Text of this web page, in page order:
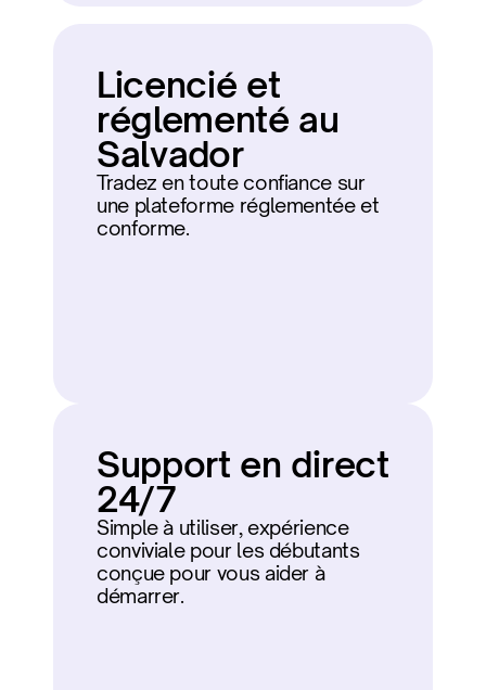
Licencié et
réglementé au
Salvador
Tradez en toute confiance sur
une plateforme réglementée et
conforme.
Support en direct
24/7
Simple à utiliser, expérience
conviviale pour les débutants
conçue pour vous aider à
démarrer.